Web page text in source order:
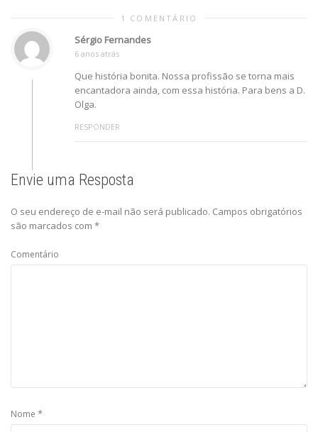
1 COMENTÁRIO
Sérgio Fernandes
6 anos atrás
Que história bonita. Nossa profissão se torna mais
encantadora ainda, com essa história. Para bens a D.
Olga.
RESPONDER
Envie uma Resposta
O seu endereço de e-mail não será publicado. Campos obrigatórios
são marcados com *
Comentário
Nome *